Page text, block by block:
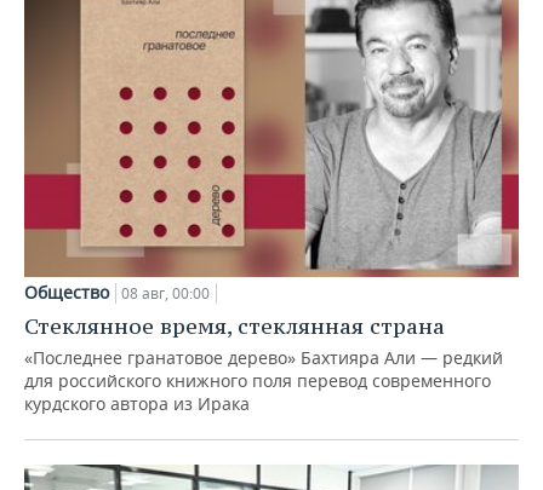
Общество 08 авг, 00:00
Стеклянное время, стеклянная страна
«Последнее гранатовое дерево» Бахтияра Али — редкий
для российского книжного поля перевод современного
курдского автора из Ирака